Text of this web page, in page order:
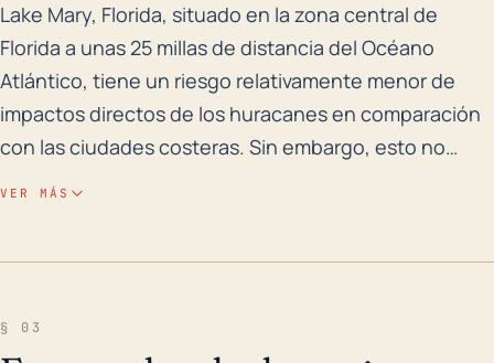
Lake Mary, Florida, situado en la zona central de
Lake Mary, Florida, situado en la zona central de
Florida a unas 25 millas de distancia del Océano
Atlántico, tiene un riesgo relativamente menor de
impactos directos de los huracanes en comparación
con las ciudades costeras. Sin embargo, esto no
implica que esté completamente a salvo. Los
VER MÁS
§ 03